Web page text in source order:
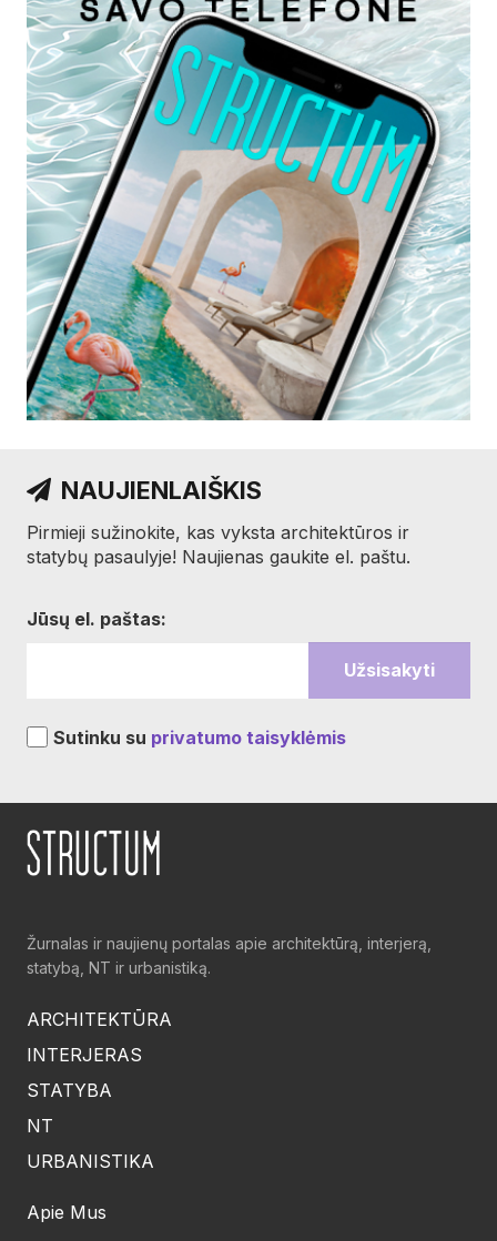
NAUJIENLAIŠKIS
Pirmieji sužinokite, kas vyksta architektūros ir
statybų pasaulyje! Naujienas gaukite el. paštu.
Jūsų el. paštas:
Sutinku su privatumo taisyklėmis
Žurnalas ir naujienų portalas apie architektūrą, interjerą,
statybą, NT ir urbanistiką.
ARCHITEKTŪRA
INTERJERAS
STATYBA
NT
URBANISTIKA
Apie Mus